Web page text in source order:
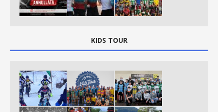
KIDS TOUR